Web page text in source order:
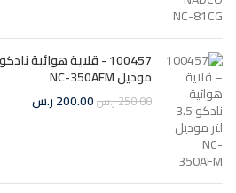
موديل NC-350AFM
250.00ر.س200.00ر.س